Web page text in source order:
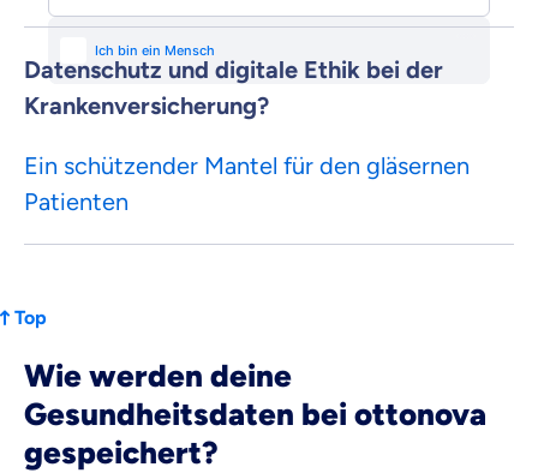
Datenschutz und digitale Ethik bei der
Krankenversicherung?
Ein schützender Mantel für den gläsernen
Patienten
Top
Wie werden deine
Gesundheitsdaten bei ottonova
gespeichert?